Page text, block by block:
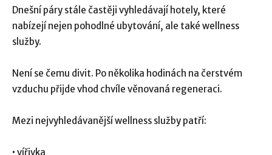
Dnešní páry stále častěji vyhledávají hotely, které
nabízejí nejen pohodlné ubytování, ale také wellness
služby.
Není se čemu divit. Po několika hodinách na čerstvém
vzduchu přijde vhod chvíle věnovaná regeneraci.
Mezi nejvyhledávanější wellness služby patří:
• vířivka